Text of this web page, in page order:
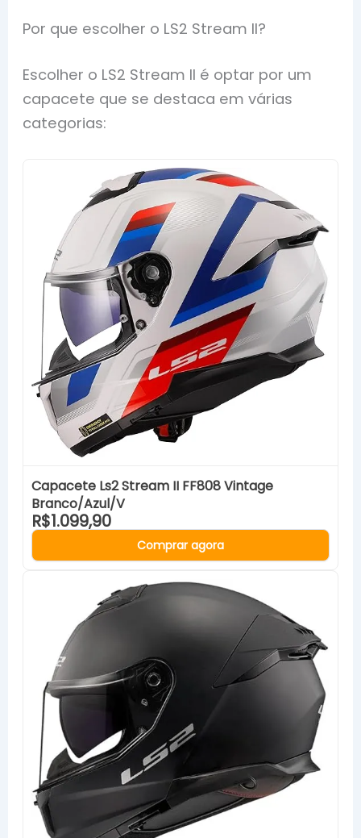
Por que escolher o LS2 Stream II?
Escolher o LS2 Stream II é optar por um
capacete que se destaca em várias
categorias:
Capacete Ls2 Stream II FF808 Vintage
Branco/Azul/V
R$1.099,90
Comprar agora